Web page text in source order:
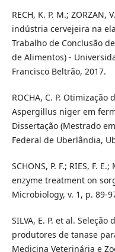
RECH, K. P. M.;
indústria cervejeira na
Trabalho de Conclusão
de Alimentos) -
Francisco Beltrão, 2017.
ROCHA, C. P.
Aspergillus niger em
Dissertação (Mestrado
Federal de Uberlândia,
SCHONS, P. F.; RIES, F.
enzyme treatment on
Microbiology, v. 1, p. 89-
SILVA, E. P. et al.
produtores de tanase
Medicina Veterinária e